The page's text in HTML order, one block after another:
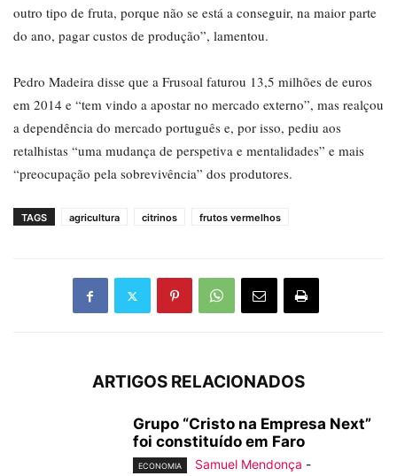
outro tipo de fruta, porque não se está a conseguir, na maior parte
do ano, pagar custos de produção”, lamentou.
Pedro Madeira disse que a Frusoal faturou 13,5 milhões de euros
em 2014 e “tem vindo a apostar no mercado externo”, mas realçou
a dependência do mercado português e, por isso, pediu aos
retalhistas “uma mudança de perspetiva e mentalidades” e mais
“preocupação pela sobrevivência” dos produtores.
TAGS agricultura citrinos frutos vermelhos
ARTIGOS RELACIONADOS
Grupo “Cristo na Empresa Next”
foi constituído em Faro
ECONOMIA Samuel Mendonça -